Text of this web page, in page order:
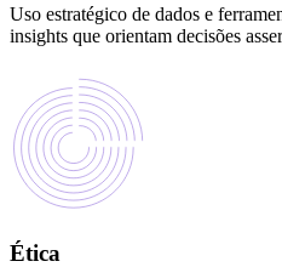
Uso estratégico de dados e
insights que orientam decisões
Ética